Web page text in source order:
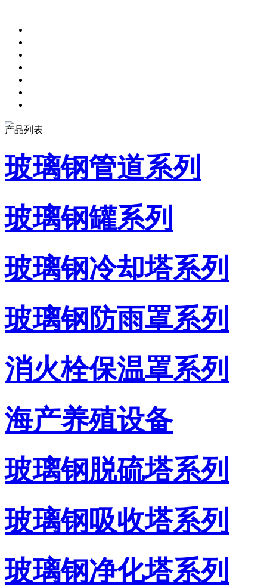
产品列表
玻璃钢管道系列
玻璃钢罐系列
玻璃钢冷却塔系列
玻璃钢防雨罩系列
消火栓保温罩系列
海产养殖设备
玻璃钢脱硫塔系列
玻璃钢吸收塔系列
玻璃钢净化塔系列